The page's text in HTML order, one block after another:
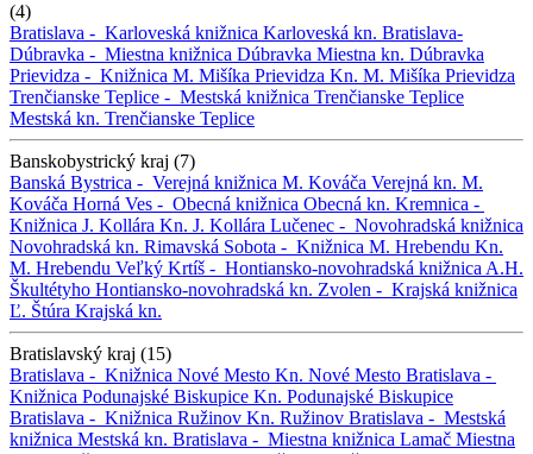
(4)
Bratislava - Karloveská knižnica Karloveská kn. Bratislava-
Dúbravka - Miestna knižnica Dúbravka Miestna kn. Dúbravka
Prievidza - Knižnica M. Mišíka Prievidza Kn. M. Mišíka Prievidza
Trenčianske Teplice - Mestská knižnica Trenčianske Teplice
Mestská kn. Trenčianske Teplice
Banskobystrický kraj (7)
Banská Bystrica - Verejná knižnica M. Kováča Verejná kn. M.
Kováča Horná Ves - Obecná knižnica Obecná kn. Kremnica -
Knižnica J. Kollára Kn. J. Kollára Lučenec - Novohradská knižnica
Novohradská kn. Rimavská Sobota - Knižnica M. Hrebendu Kn.
M. Hrebendu Veľký Krtíš - Hontiansko-novohradská knižnica A.H.
Škultétyho Hontiansko-novohradská kn. Zvolen - Krajská knižnica
Ľ. Štúra Krajská kn.
Bratislavský kraj (15)
Bratislava - Knižnica Nové Mesto Kn. Nové Mesto Bratislava -
Knižnica Podunajské Biskupice Kn. Podunajské Biskupice
Bratislava - Knižnica Ružinov Kn. Ružinov Bratislava - Mestská
knižnica Mestská kn. Bratislava - Miestna knižnica Lamač Miestna